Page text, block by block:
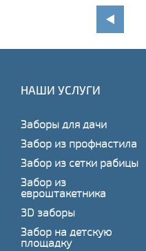
НАШИ УСЛУГИ
Заборы для дачи
Забор из профнастила
Забор из сетки рабицы
Забор из
евроштакетника
3D заборы
Забор на детскую
площадку